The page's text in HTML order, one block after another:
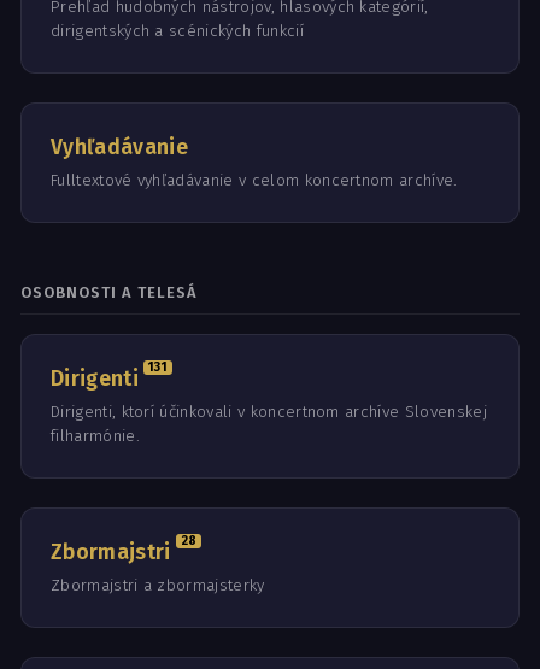
Prehľad hudobných nástrojov, hlasových kategórií,
dirigentských a scénických funkcií
Vyhľadávanie
Fulltextové vyhľadávanie v celom koncertnom archíve.
OSOBNOSTI A TELESÁ
Dirigenti 131
Dirigenti, ktorí účinkovali v koncertnom archíve Slovenskej
filharmónie.
Zbormajstri 28
Zbormajstri a zbormajsterky